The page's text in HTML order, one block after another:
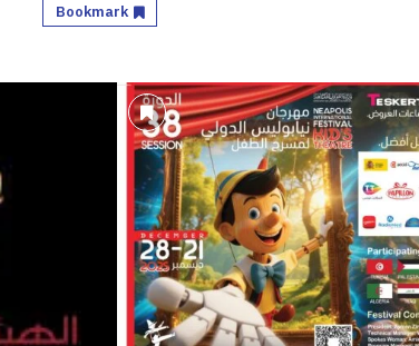
Bookmark